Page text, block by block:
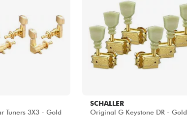
Tuners 3X3 - Gold
SCHALLER
Original G Keystone DR - Gold